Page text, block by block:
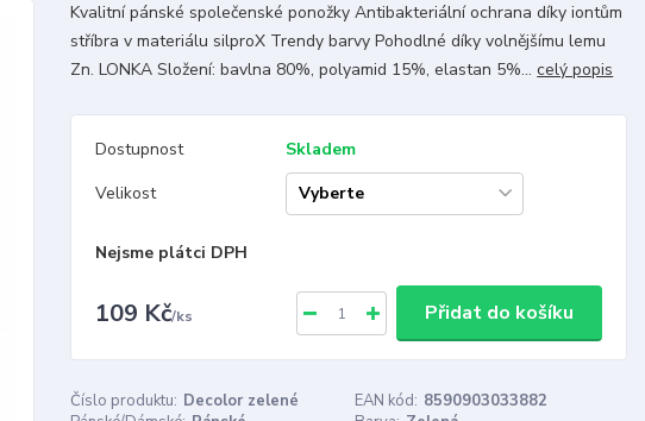
Kvalitní pánské společenské ponožky Antibakteriální ochrana díky iontům
stříbra v materiálu silproX Trendy barvy Pohodlné díky volnějšímu lemu
Zn. LONKA Složení: bavlna 80%, polyamid 15%, elastan 5%...celý popis
Dostupnost
Skladem
Velikost
Nejsme plátci DPH
109 Kč/ks Přidat do košíku
Číslo produktu: Decolor zelené EAN kód: 8590903033882